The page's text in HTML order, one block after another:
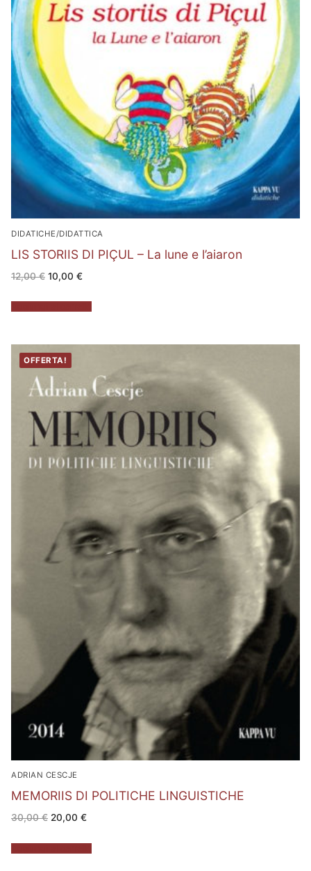
DIDATICHE/DIDATTICA
LIS STORIIS DI PIÇUL – La lune e l’aiaron
12,00€ Il
prezzo
era:
12,00 €.
10,00 €Il
è:
10,00 €.
OFFERTA!
ADRIAN CESCJE
MEMORIIS DI POLITICHE LINGUISTICHE
30,00€ Il
prezzo
era:
30,00 €.
20,00 €Il
è:
20,00 €.